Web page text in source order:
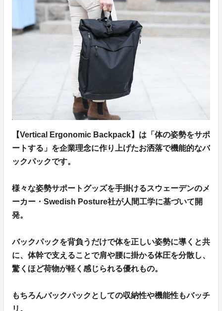
【Vertical Ergonomic Backpack】は「体の姿勢をサポ
ートする」を企業理念に作り上げたお洒落で機能的なバ
ックパックです。
様々な姿勢サポートグッズを手掛けるスウェーデンのメ
ーカー・Swedish Posture社が人間工学に基づいて開
発。
バックパックを背負うだけで体を正しい姿勢に導くと共
に、体幹で支えることで肩や腰に掛かる体圧を分散し、
驚くほど荷物が軽く感じられる優れもの。
もちろんバックパックとしての収納性や機能性もバッチ
リ。